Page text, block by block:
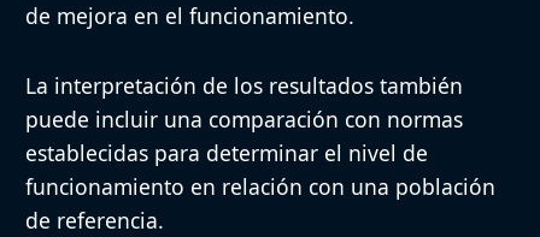
de mejora en el funcionamiento.
La interpretación de los resultados también
puede incluir una comparación con normas
establecidas para determinar el nivel de
funcionamiento en relación con una población
de referencia.